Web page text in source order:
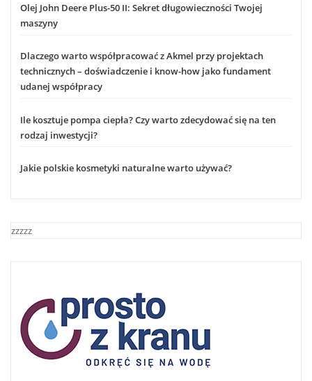
Olej John Deere Plus-50 II: Sekret długowieczności Twojej
maszyny
Dlaczego warto współpracować z Akmel przy projektach
technicznych – doświadczenie i know-how jako fundament
udanej współpracy
Ile kosztuje pompa ciepła? Czy warto zdecydować się na ten
rodzaj inwestycji?
Jakie polskie kosmetyki naturalne warto używać?
zzzzz